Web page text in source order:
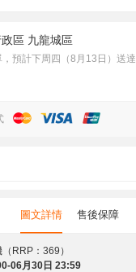
區 九龍城區
，預計下周四（8月13日）送達
圖文詳情 售後保障
RRP ： 369 ）
06月 30 日 23:59